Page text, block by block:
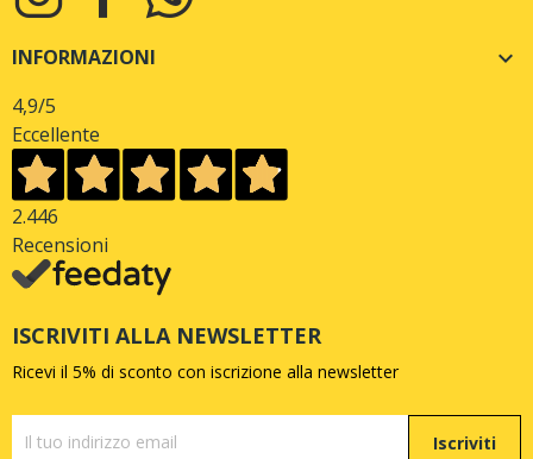
INFORMAZIONI 
4,9/5
Eccellente
2.446
Recensioni
ISCRIVITI ALLA NEWSLETTER
Ricevi il 5% di sconto con iscrizione alla newsletter
Iscriviti